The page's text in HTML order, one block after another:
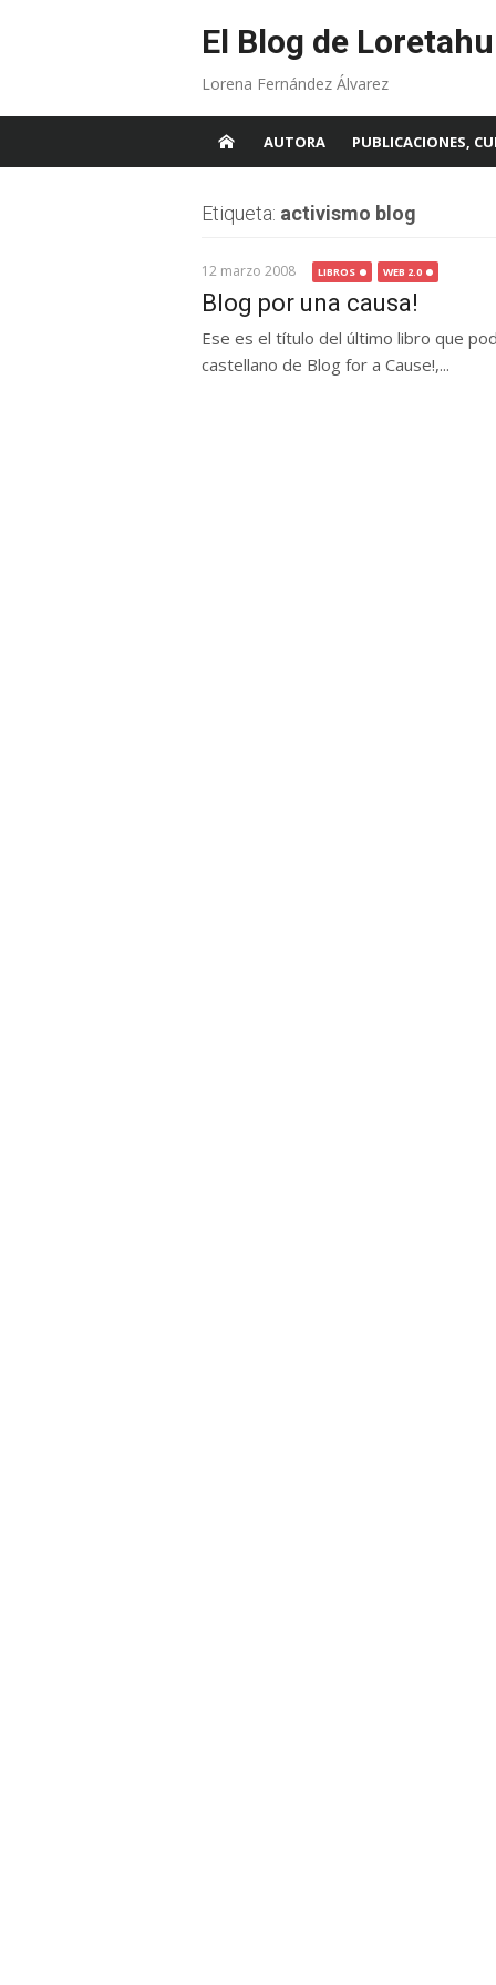
El Blog de
Lorena Fernández Álvarez
AUTORA PUBLICACIONES,
Etiqueta: activismo blog
12 marzo 2008 LIBROS WEB 2.0
Blog por una causa!
Ese es el título del último libro que
castellano de Blog for a Cause!,...